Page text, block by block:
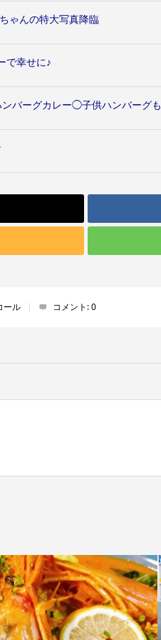
ゃんの特大写真降臨
で幸せに♪
バーグカレー◯子供ハンバーグ
ール コメント:0